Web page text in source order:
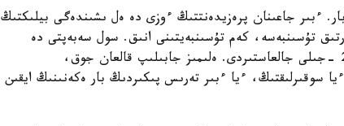
ءبىر جاعىنان پرەزيدەنتتىڭ ءوزى دە ەل ىشىندەگى بيلىكتىڭ
تۇسىنبەسە، كەم تۇسىنبەيتىنى انىق. سول سەبەپتى دە
ۇلكەن رەفورمالاردى 2019 -جىلى باستاپ، 2022 -جىلى جالعاستىردى. ەلىمىز جابىلىپ قالعان جوق،
سوقىرلىقتىڭ، ءيا ءبىر تەرىس پىكىردىڭ بار ەكەنىنىڭ ايقىن